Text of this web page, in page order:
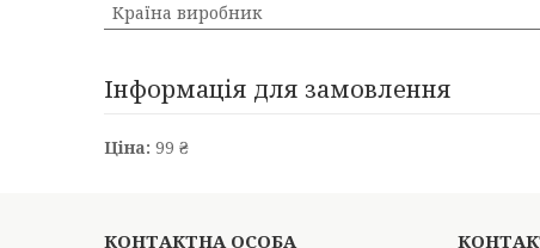
Країна виробник
Інформація для замовлення
Ціна: 99 ₴